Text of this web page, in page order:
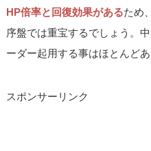
HP倍率と回復効果があるため
序盤では重宝するでしょう。
ーダー起用する事はほとんどあ
スポンサーリンク